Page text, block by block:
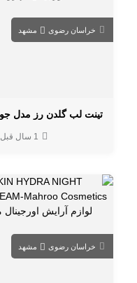
خراسان رضوی مشهد
1 سال قبل
خراسان رضوی مشهد